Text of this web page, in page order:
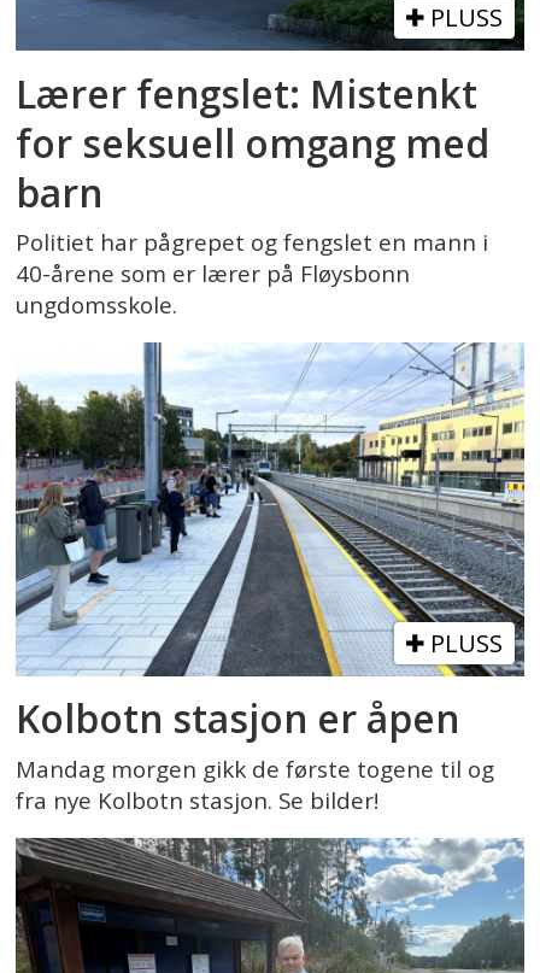
PLUSS
Lærer fengslet: Mistenkt
for seksuell omgang med
barn
Politiet har pågrepet og fengslet en mann i
40-årene som er lærer på Fløysbonn
ungdomsskole.
PLUSS
Kolbotn stasjon er åpen
Mandag morgen gikk de første togene til og
fra nye Kolbotn stasjon. Se bilder!